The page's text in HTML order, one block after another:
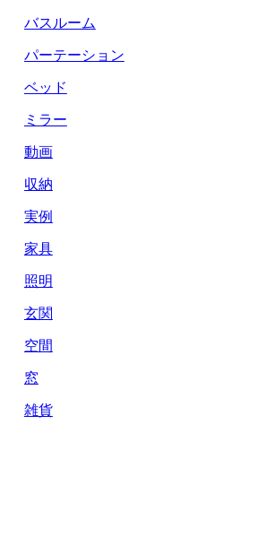
バスルーム
パーテーション
ベッド
ミラー
動画
収納
実例
家具
照明
玄関
空間
窓
雑貨